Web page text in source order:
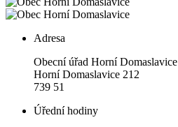
Adresa
Obecní úřad Horní Domaslavice
Horní Domaslavice 212
739 51
Úřední hodiny